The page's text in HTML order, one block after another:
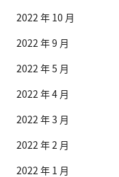
2022 年 10 月
2022 年 9 月
2022 年 5 月
2022 年 4 月
2022 年 3 月
2022 年 2 月
2022 年 1 月